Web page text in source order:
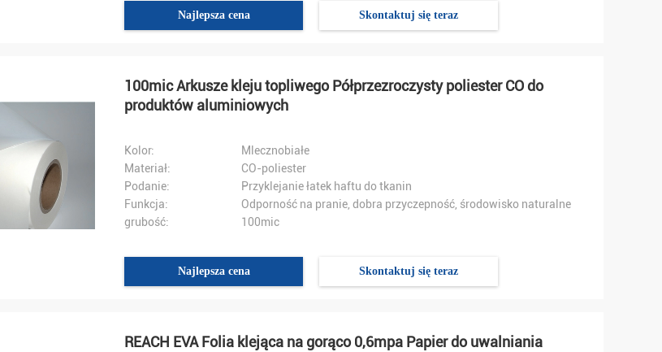
Najlepsza cena Skontaktuj się teraz
100mic Arkusze kleju topliwego Półprzezroczysty poliester CO do
produktów aluminiowych
Kolor:
Mlecznobiałe
Materiał:
CO-poliester
Podanie:
Przyklejanie łatek haftu do tkanin
Funkcja:
Odporność na pranie, dobra przyczepność, środowisko naturalne
grubość:
100mic
Najlepsza cena Skontaktuj się teraz
REACH EVA Folia klejąca na gorąco 0,6mpa Papier do uwalniania